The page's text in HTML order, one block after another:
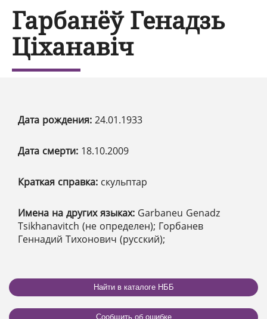
Гарбанёў Генадзь
Ціханавіч
Дата рождения: 24.01.1933
Дата смерти: 18.10.2009
Краткая справка: скульптар
Имена на других языках: Garbaneu Genadz
Tsikhanavitch (не определен); Горбанев
Геннадий Тихонович (русский);
Найти в каталоге НББ
Сообщить об ошибке